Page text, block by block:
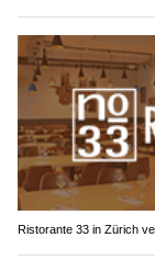
Ristorante 33 in Zürich